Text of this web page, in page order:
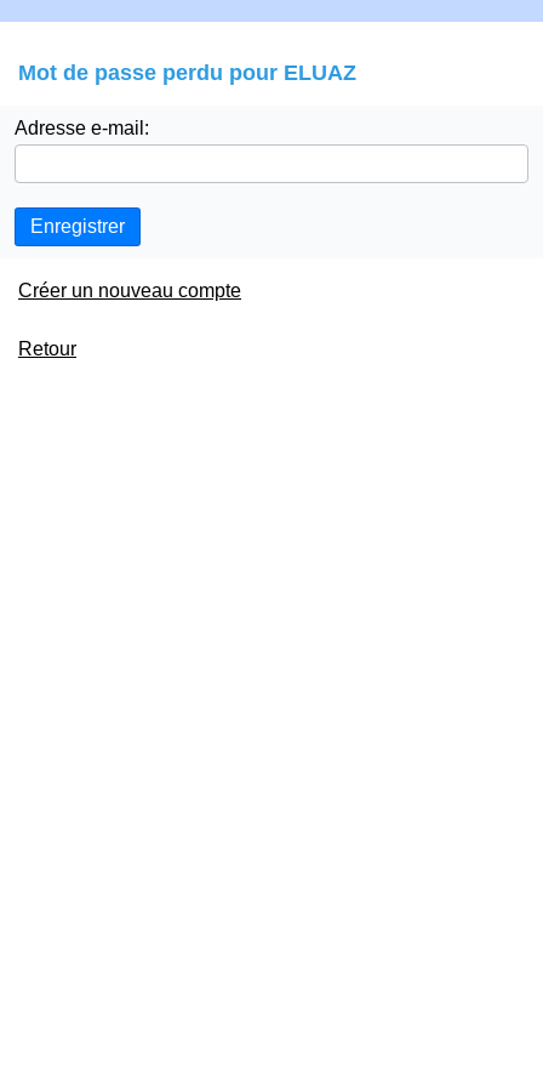
Mot de passe perdu pour ELUAZ
Adresse e-mail:
Enregistrer
Créer un nouveau compte
Retour